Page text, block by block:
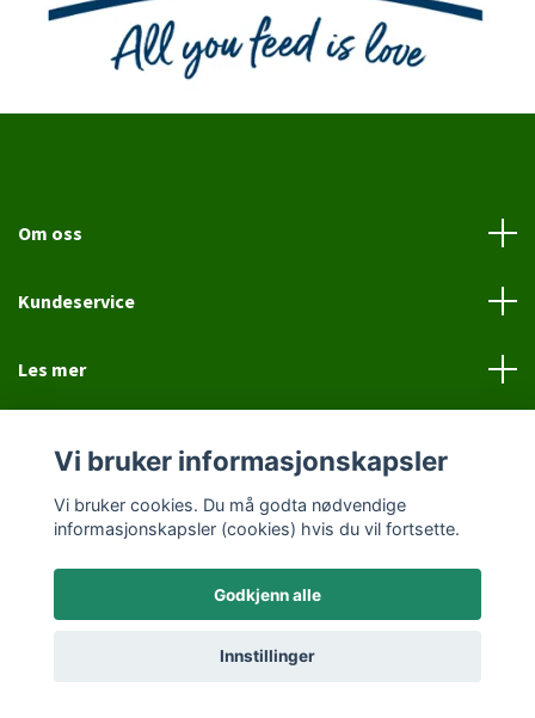
Om oss
Kundeservice
Les mer
© 2026 Jovial Hund
Vi bruker informasjonskapsler
Vi bruker cookies. Du må godta nødvendige
informasjonskapsler (cookies) hvis du vil fortsette.
Godkjenn alle
Innstillinger